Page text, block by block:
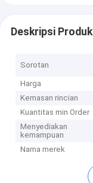
Deskripsi Produk
Sorotan
Harga
Kemasan rincian
Kuantitas min Order
Menyediakan
kemampuan
Nama merek